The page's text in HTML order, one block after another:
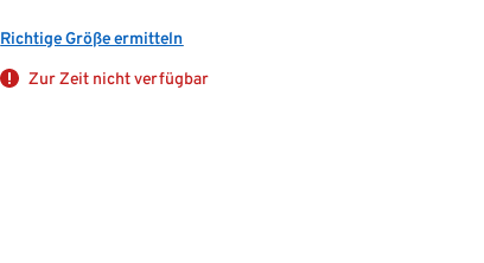
Richtige Größe ermitteln
Zur Zeit nicht verfügbar